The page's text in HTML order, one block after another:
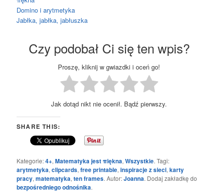
Domino i arytmetyka
Jabłka, jabłka, jabłuszka
Czy podobał Ci się ten wpis?
Proszę, kliknij w gwiazdki i oceń go!
Jak dotąd nikt nie ocenił. Bądź pierwszy.
SHARE THIS:
Kategorie:4+,Matematyka jest πiękna,Wszystkie. Tagi:
arytmetyka,clipcards,free printable,inspiracje z sieci,karty
pracy,matematyka,ten frames. Autor:Joanna. Dodaj zakładkę do
bezpośredniego odnośnika.